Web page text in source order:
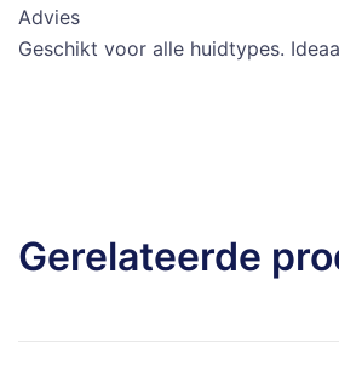
Advies
Geschikt voor alle huidtypes.
Gerelateerde